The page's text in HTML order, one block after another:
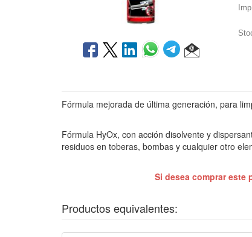
Fórmula mejorada de última generación, para
Fórmula HyOx, con acción disolvente y
residuos en toberas, bombas y cualquier otro
Si desea comprar
Productos equivalentes: